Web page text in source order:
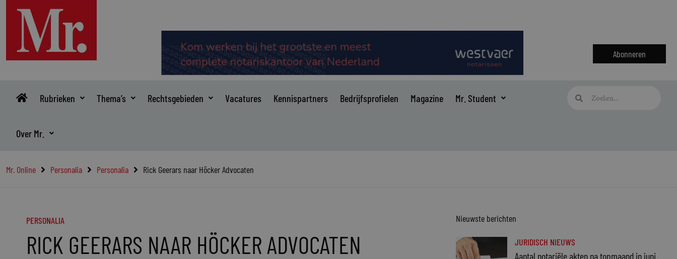
inhoud
Abonneren
Rubrieken Thema’s Rechtsgebieden Vacatures Kennispartners Bedrijfsprofielen Magazine Mr. Student
Over Mr.
Zoeken
Mr. Online Personalia Personalia Rick Geerars naar Höcker Advocaten
PERSONALIA
RICK GEERARS NAAR HÖCKER ADVOCATEN
Nieuwste berichten
JURIDISCH NIEUWS
Aantal notariële akten na topmaand in juni